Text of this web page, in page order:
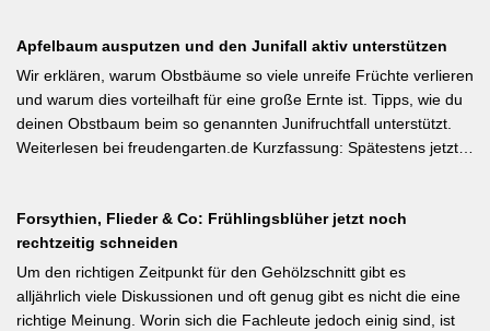
Tomatenkrankheit Braunfäule vorbeugst. Weiterlesen bei
Wurzelwerk – Gartenwissen von Profis Kurzfassung: Ein bildreich
illustrierter Praxis-Leitfaden: Das Ausgeizen beginnt direkt nach
dem Auspflanzen und sollte wöchentlich wiederholt werden.
Geiztriebe morgens entfernen, damit Wunden rasch abtrocknen.
interessant: Der Artikel diskutiert, wann bei Freilandtomaten das
Ausgeizen kontraproduktiv ist – etwa bei buschigen Sorten, die
von Seitentrieben profitieren.
Apfelbaum ausputzen und den Junifall aktiv unterstützen
Wir erklären, warum Obstbäume so viele unreife Früchte verlieren
und warum dies vorteilhaft für eine große Ernte ist. Tipps, wie du
deinen Obstbaum beim so genannten Junifruchtfall unterstützt.
Weiterlesen bei freudengarten.de Kurzfassung: Spätestens jetzt –
% der Blüten werden zu Früchten, ein rechtzeitiges Eingreifen vor
dem Junifall beugt der Alternanz (Abwechslung von
Ertragsjahren) vor. Für Äpfel und Birnen gilt: max. zwei kräftige
Früchte pro Fruchtbüschel, Abstand mindestens eine Handbreit.
Früchte in Schattenzonen vollständig entfernen.
Forsythien, Flieder & Co: Frühlingsblüher jetzt noch
rechtzeitig schneiden
Um den richtigen Zeitpunkt für den Gehölzschnitt gibt es
alljährlich viele Diskussionen und oft genug gibt es nicht die eine
richtige Meinung. Worin sich die Fachleute jedoch einig sind, ist